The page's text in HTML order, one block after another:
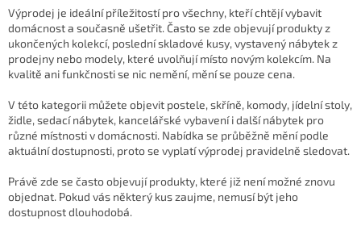
c
í
p
r
v
y
v
ý
p
s
u
Výprodej je ideální příležitostí pro všechny, kteří chtějí vybavit
domácnost a současně ušetřit. Často se zde objevují produkty z
ukončených kolekcí, poslední skladové kusy, vystavený nábytek z
prodejny nebo modely, které uvolňují místo novým kolekcím. Na
kvalitě ani funkčnosti se nic nemění, mění se pouze cena.
V této kategorii můžete objevit postele, skříně, komody, jídelní stoly,
židle, sedací nábytek, kancelářské vybavení i další nábytek pro
různé místnosti v domácnosti. Nabídka se průběžně mění podle
aktuální dostupnosti, proto se vyplatí výprodej pravidelně sledovat.
Právě zde se často objevují produkty, které již není možné znovu
objednat. Pokud vás některý kus zaujme, nemusí být jeho
dostupnost dlouhodobá.